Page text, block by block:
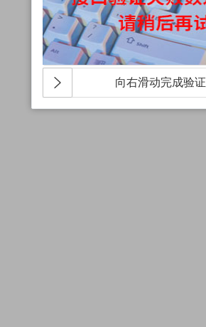
向右滑动完成验证